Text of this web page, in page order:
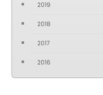
2019
2018
2017
2016